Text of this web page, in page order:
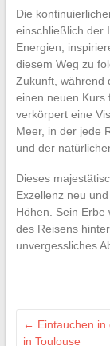
Die
einschließlich der
Energien,
diesem Weg zu
Zukunft, während
einen neuen Kurs
verkörpert eine
Meer, in der jede
und der
Dieses
Exzellenz neu
Höhen. Sein Erbe
des Reisens
unvergessliches
← Eintauchen
in Toulouse